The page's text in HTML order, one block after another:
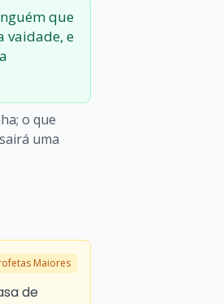
que
vaidade, e
o que
uma
Maiores
de